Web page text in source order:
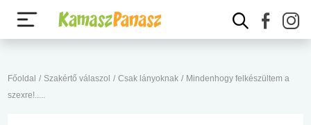
Főoldal / Szakértő válaszol / Csak lányoknak / Mindenhogy felkészültem a
szexre!.....